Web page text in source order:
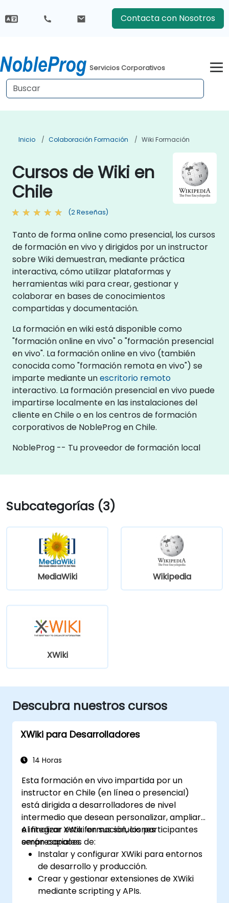
Contacta con Nosotros
Servicios Corporativos
Inicio Colaboración Formación Wiki Formación
Cursos de Wiki en
Chile
(2 Reseñas)
Tanto de forma online como presencial, los cursos
de formación en vivo y dirigidos por un instructor
sobre Wiki demuestran, mediante práctica
interactiva, cómo utilizar plataformas y
herramientas wiki para crear, gestionar y
colaborar en bases de conocimientos
compartidas y documentación.
La formación en wiki está disponible como
"formación online en vivo" o "formación presencial
en vivo". La formación online en vivo (también
conocida como "formación remota en vivo") se
imparte mediante unescritorio remoto
interactivo. La formación presencial en vivo puede
impartirse localmente en las instalaciones del
cliente en Chile o en los centros de formación
corporativos de NobleProg en Chile.
NobleProg -- Tu proveedor de formación local
Subcategorías (3)
MediaWiki Wikipedia
XWiki
Descubra nuestros cursos
XWiki para Desarrolladores
14 Horas
Esta formación en vivo impartida por un
instructor en Chile (en línea o presencial)
está dirigida a desarrolladores de nivel
intermedio que desean personalizar, ampliar
e integrar XWiki en sus soluciones
empresariales.
Al finalizar esta formación, los participantes
serán capaces de:
Instalar y configurar XWiki para entornos
de desarrollo y producción.
Crear y gestionar extensiones de XWiki
mediante scripting y APIs.